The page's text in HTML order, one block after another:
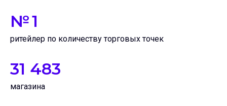
№ 1
ритейлер по количеству торговых точек
31 483
магазина